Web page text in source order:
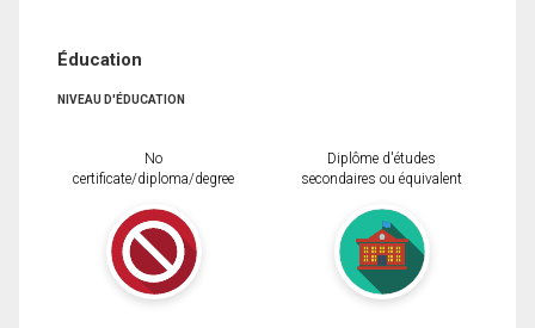
Éducation
NIVEAU D'ÉDUCATION
No
certificate/diploma/degree
Diplôme d'études
secondaires ou équivalent